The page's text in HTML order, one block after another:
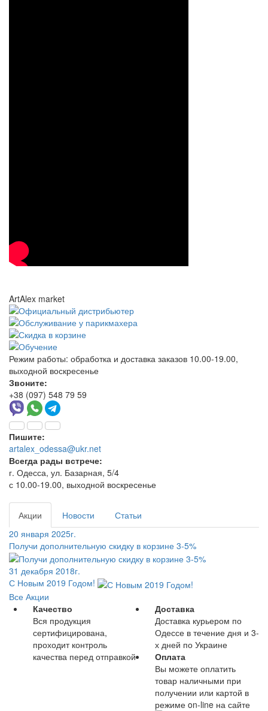
ArtAlex market
Режим работы: обработка и доставка заказов 10.00-19.00,
выходной воскресенье
Звоните:
+38 (097) 548 79 59
Пишите:
artalex_odessa@ukr.net
Всегда рады встрече:
г. Одесса, ул. Базарная, 5/4
с 10.00-19.00, выходной воскресенье
Акции Новости
Статьи
20 января 2025г.
Получи дополнительную скидку в корзине 3-5%
31 декабря 2018г.
С Новым 2019 Годом!
Все Акции
Качество
Вся продукция
сертифицирована,
проходит контроль
качества перед отправкой
Доставка
Доставка курьером по
Одессе в течение дня и 3-
х дней по Украине
Оплата
Вы можете оплатить
товар наличными при
получении или картой в
режиме on-line на сайте